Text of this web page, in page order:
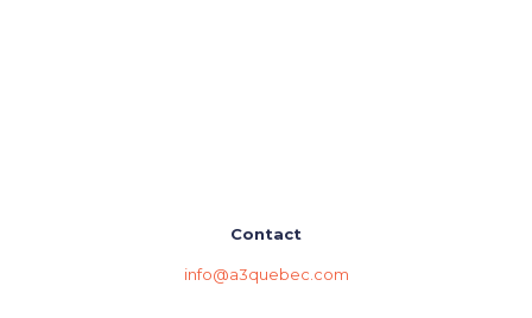
Contact
info@a3quebec.com